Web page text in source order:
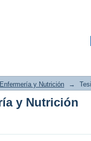
y Nutrición →
y Nutrición